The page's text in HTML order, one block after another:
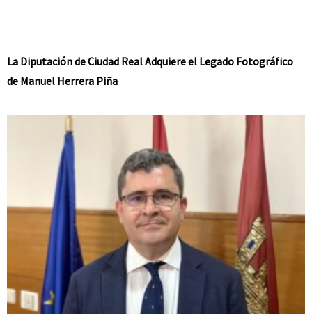
La Diputación de Ciudad Real Adquiere el Legado Fotográfico
de Manuel Herrera Piña